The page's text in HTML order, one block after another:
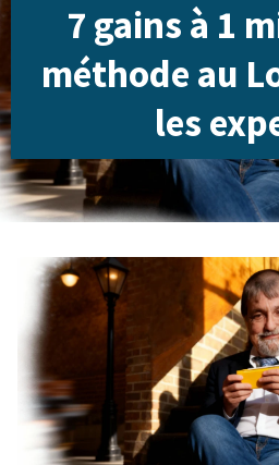
7 gains à 1
méthode au
les